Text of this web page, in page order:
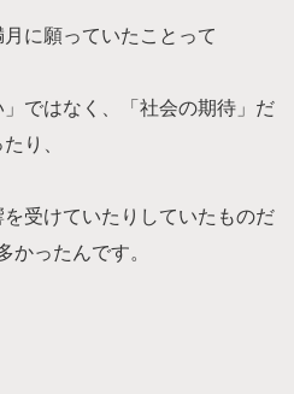
に願っていたことって
ではなく、「社会の期待」だ
り、
受けていたりしていたものだ
かったんです。